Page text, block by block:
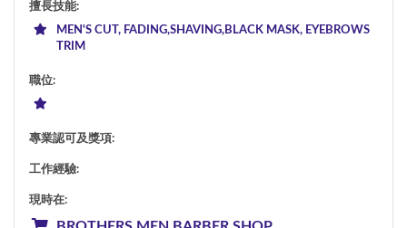
擅長技能:
MEN'S CUT, FADING,SHAVING,BLACK MASK, EYEBROWS
TRIM
職位:
專業認可及獎項:
工作經驗:
現時在: